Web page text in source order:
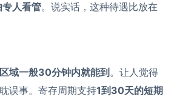
人看管。说实话，这种待遇比放在
域一般30分钟内就能到 。让人觉得
误事。寄存周期支持1到30天的短期